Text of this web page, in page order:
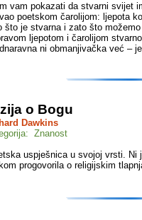
vam pokazati da stvarni svijet
poetskom čarolijom: ljepota
što je stvarna i zato što
ljepotom i čarolijom
ni obmanjivačka već –
o Bogu
Dawkins
Znanost
uspješnica u svojoj vrsti. Ni
progovorila o religijskim